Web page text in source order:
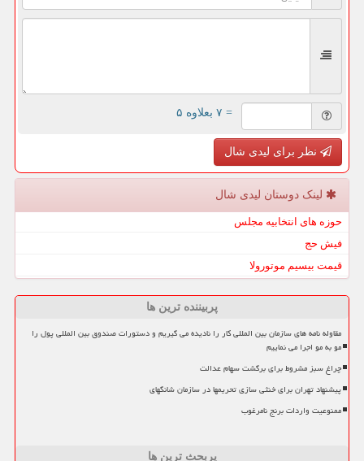
= ۷ بعلاوه ۵
نظر برای لیدی شال
لینک دوستان لیدی شال
حوزه های انتخابیه مجلس
فیش حج
قیمت بیسیم موتورولا
پربیننده ترین ها
مقاوله نامه های سازمان بین المللی کار را نادیده می گیریم و دستورات صندوق بین المللی پول را
مو به مو اجرا می نماییم
چراغ سبز مشروط برای برگشت سهام عدالت
پیشنهاد تهران برای خنثی سازی تحریمها در سازمان شانگهای
ممنوعیت واردات برنج نامرغوب
پربحث ترین ها